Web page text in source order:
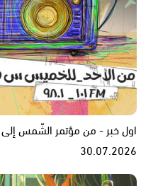
اول خبر - من مؤتمر الشّمس
30.07.2026